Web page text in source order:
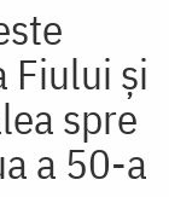
Fiului și
spre
a 50-a